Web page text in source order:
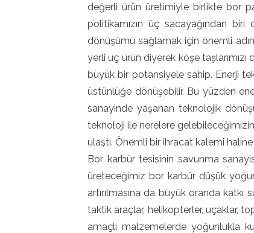
değerli ürün üretimiyle birlikte bor
politikamızın üç sacayağından
dönüşümü sağlamak için önemli
yerli uç ürün diyerek köşe
büyük bir potansiyele sahip. Enerji
üstünlüğe dönüşebilir. Bu yüzden
sanayinde yaşanan teknolojik
teknoloji ile nerelere
ulaştı. Önemli bir ihracat kalemi
Bor karbür tesisinin savunma
üreteceğimiz bor karbür düşük
artırılmasına da büyük oranda
taktik araçlar, helikopterler, uçaklar,
amaçlı malzemelerde yoğunlukla